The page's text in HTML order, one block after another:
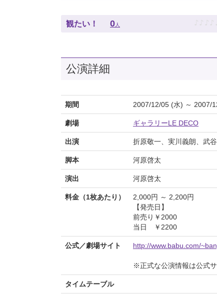
観たい！ 0 人 ♪ ♪ ♪ ♪ ♪
公演詳細
期間 2007/12/05 (水) ～ 2007/
劇場 ギャラリーLE DECO
出演 折原敬一、実川義朗、武
脚本 河原啓太
演出 河原啓太
料金（1枚あたり）
2,000円 ～ 2,200円
【発売日】
前売り￥2000
当日 ￥2200
公式／劇場サイト http://www.babu.com/
※正式な公演情報は公式サ
タイムテーブル